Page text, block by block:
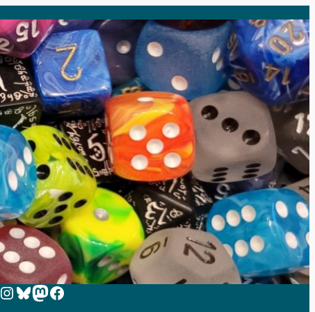
Link zur Instagram-Seite von Zeit-zum-Spielen
Bluesky
Mastodon
Facebook